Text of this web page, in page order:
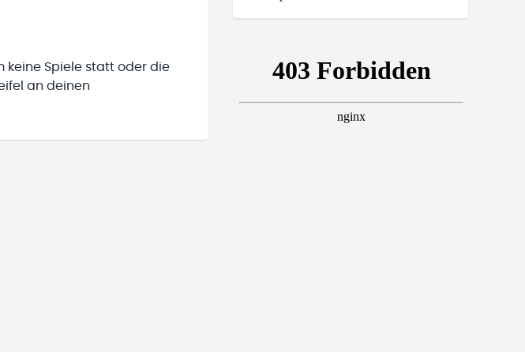
keine Spiele statt oder die
an deinen